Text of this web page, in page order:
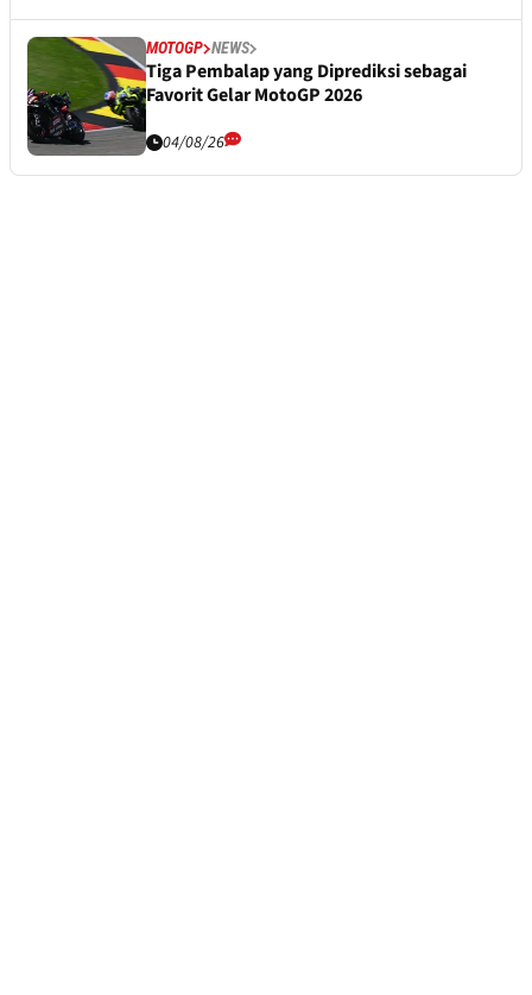
MOTOGP NEWS
Tiga Pembalap yang Diprediksi sebagai
Favorit Gelar MotoGP 2026
04/08/26